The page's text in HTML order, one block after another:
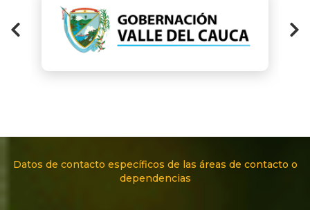
Datos de contacto específicos de las áreas de contacto o
dependencias